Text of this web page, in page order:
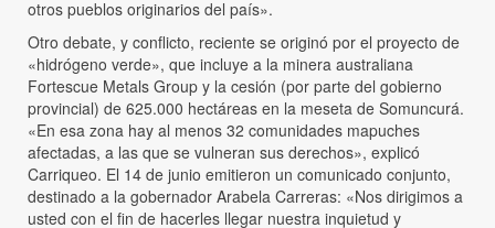
otros pueblos originarios del país».
Otro debate, y conflicto, reciente se originó por el proyecto de
«hidrógeno verde», que incluye a la minera australiana
Fortescue Metals Group y la cesión (por parte del gobierno
provincial) de 625.000 hectáreas en la meseta de Somuncurá.
«En esa zona hay al menos 32 comunidades mapuches
afectadas, a las que se vulneran sus derechos», explicó
Carriqueo. El 14 de junio emitieron un comunicado conjunto,
destinado a la gobernador Arabela Carreras: «Nos dirigimos a
usted con el fin de hacerles llegar nuestra inquietud y